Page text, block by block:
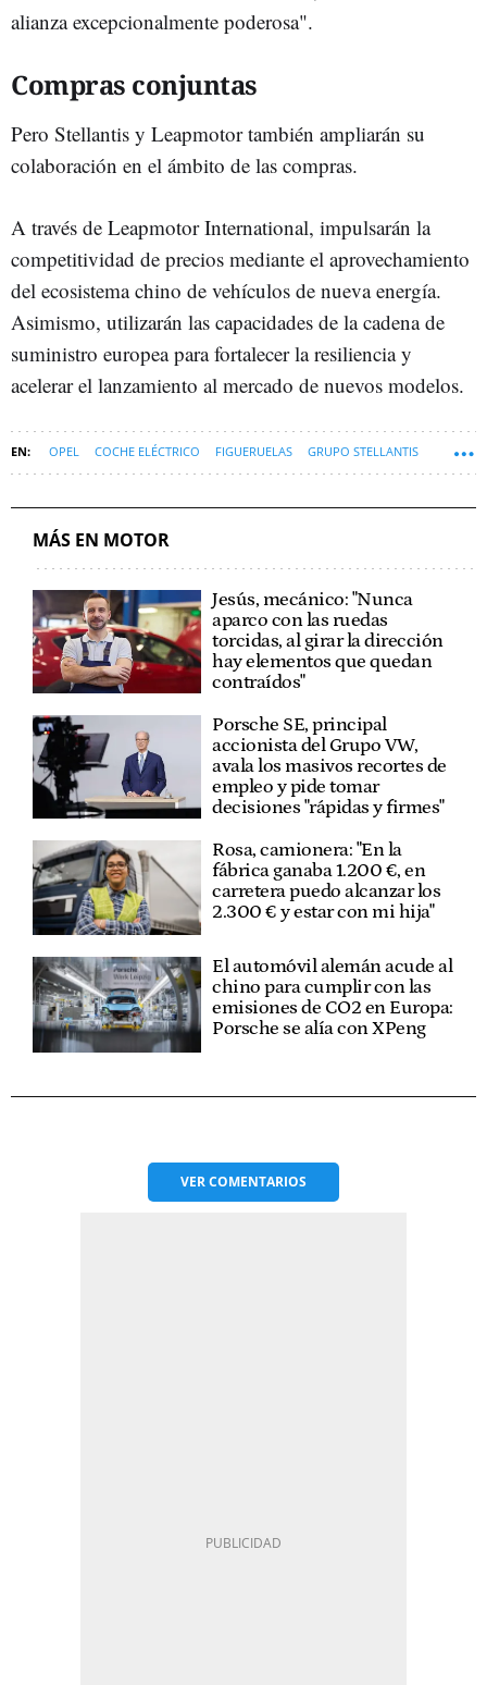
alianza excepcionalmente poderosa".
Compras conjuntas
Pero Stellantis y Leapmotor también ampliarán su
colaboración en el ámbito de las compras.
A través de Leapmotor International, impulsarán la
competitividad de precios mediante el aprovechamiento
del ecosistema chino de vehículos de nueva energía.
Asimismo, utilizarán las capacidades de la cadena de
suministro europea para fortalecer la resiliencia y
acelerar el lanzamiento al mercado de nuevos modelos.
OPEL COCHE ELÉCTRICO FIGUERUELAS GRUPO STELLANTIS
MÁS EN MOTOR
Jesús, mecánico: "Nunca
aparco con las ruedas
torcidas, al girar la dirección
hay elementos que quedan
contraídos"
Porsche SE, principal
accionista del Grupo VW,
avala los masivos recortes de
empleo y pide tomar
decisiones "rápidas y firmes"
Rosa, camionera: "En la
fábrica ganaba 1.200 €, en
carretera puedo alcanzar los
2.300 € y estar con mi hija"
El automóvil alemán acude al
chino para cumplir con las
emisiones de CO2 en Europa:
Porsche se alía con XPeng
VERCOMENTARIOS